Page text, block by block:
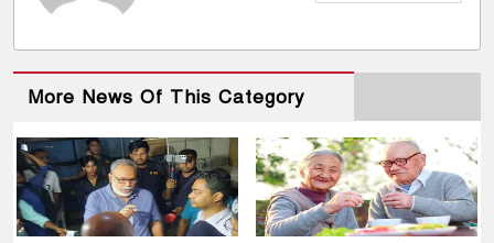
More News Of This Category